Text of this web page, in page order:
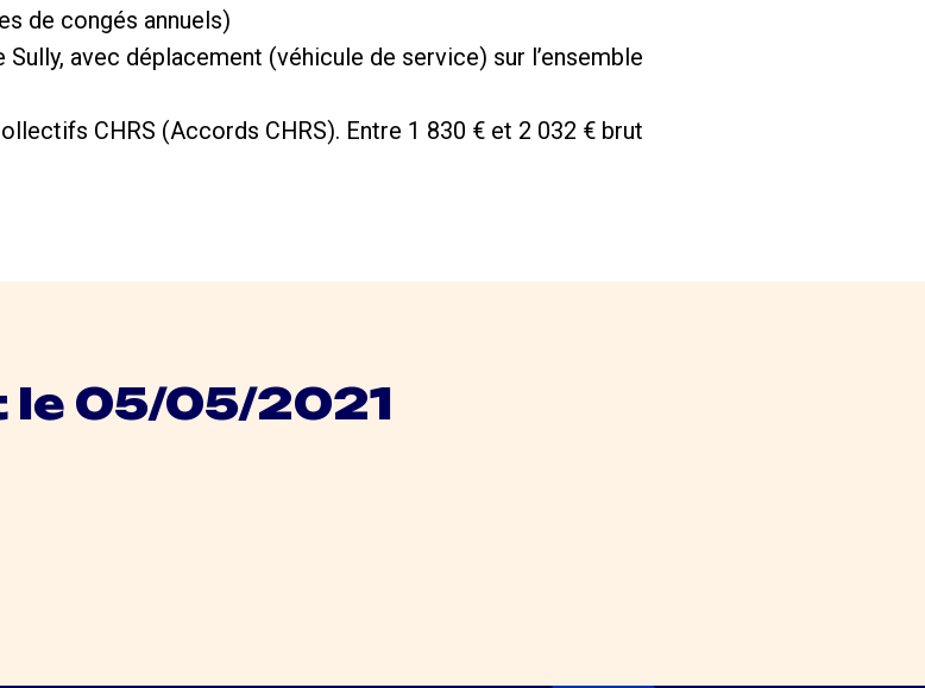
de congés annuels)
Sully, avec déplacement (véhicule de service) sur l’ensemble
CHRS (Accords CHRS). Entre 1 830 € et 2 032 € brut
05/05/2021